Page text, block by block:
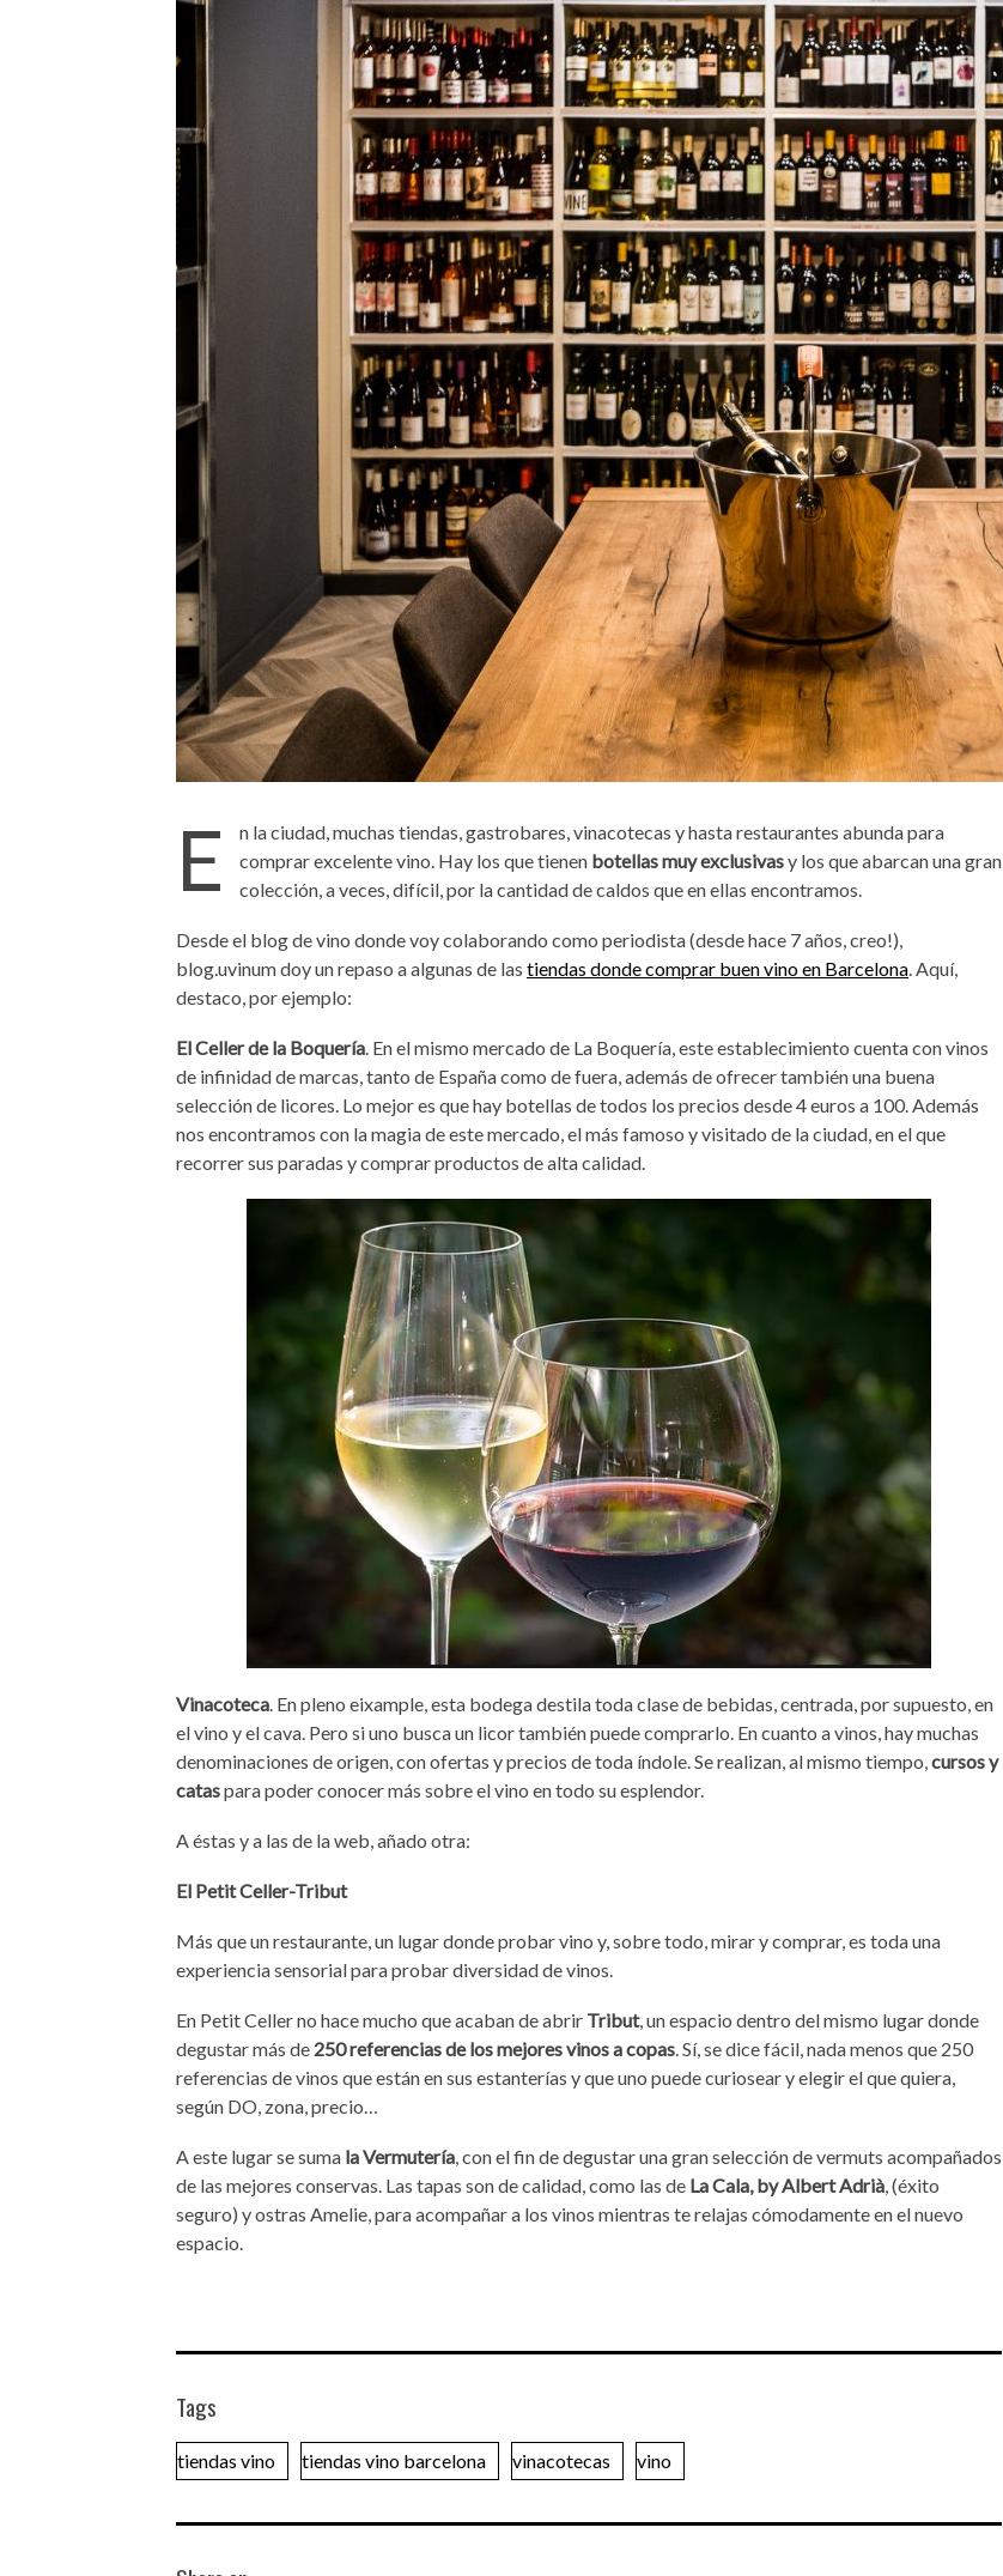
E
n la ciudad, muchas tiendas, gastrobares, vinacotecas y hasta restaurantes abunda para
comprar excelente vino. Hay los que tienen botellas muy exclusivasy los que abarcan una gran
colección, a veces, difícil, por la cantidad de caldos que en ellas encontramos.
Desde el blog de vino donde voy colaborando como periodista (desde hace 7 años, creo!),
blog.uvinum doy un repaso a algunas de las tiendas donde comprar buen vino en Barcelona. Aquí,
destaco, por ejemplo:
El Celler de la Boquería. En el mismo mercado de La Boquería, este establecimiento cuenta con vinos
de infinidad de marcas, tanto de España como de fuera, además de ofrecer también una buena
selección de licores. Lo mejor es que hay botellas de todos los precios desde 4 euros a 100. Además
nos encontramos con la magia de este mercado, el más famoso y visitado de la ciudad, en el que
recorrer sus paradas y comprar productos de alta calidad.
Vinacoteca. En pleno eixample, esta bodega destila toda clase de bebidas, centrada, por supuesto, en
el vino y el cava. Pero si uno busca un licor también puede comprarlo. En cuanto a vinos, hay muchas
denominaciones de origen, con ofertas y precios de toda índole. Se realizan, al mismo tiempo,cursos y
cataspara poder conocer más sobre el vino en todo su esplendor.
A éstas y a las de la web, añado otra:
El Petit Celler-Tribut
Más que un restaurante, un lugar donde probar vino y, sobre todo, mirar y comprar, es toda una
experiencia sensorial para probar diversidad de vinos.
En Petit Celler no hace mucho que acaban de abrir Tribut, un espacio dentro del mismo lugar donde
degustar más de 250 referencias de los mejores vinos a copas. Sí, se dice fácil, nada menos que 250
referencias de vinos que están en sus estanterías y que uno puede curiosear y elegir el que quiera,
según DO, zona, precio…
A este lugar se suma la Vermutería, con el fin de degustar una gran selección de vermuts acompañados
de las mejores conservas. Las tapas son de calidad, como las de La Cala, by Albert Adrià, (éxito
seguro) y ostras Amelie, para acompañar a los vinos mientras te relajas cómodamente en el nuevo
espacio.
Tags
tiendas vino tiendas vino barcelona vinacotecas vino